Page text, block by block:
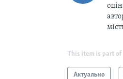
This item is part of
Актуально